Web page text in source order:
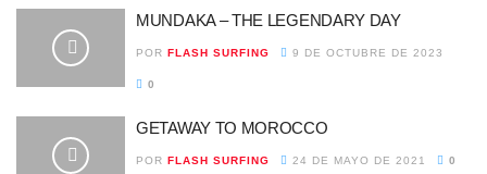
MUNDAKA – THE LEGENDARY DAY
POR FLASH SURFING 9 DE OCTUBRE DE 2023
0
GETAWAY TO MOROCCO
POR FLASH SURFING 24 DE MAYO DE 2021 0